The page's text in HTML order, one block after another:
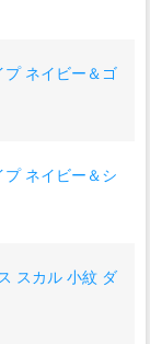
プ ネイビー＆ゴ
ネイビー＆シ
スカル 小紋 ダ